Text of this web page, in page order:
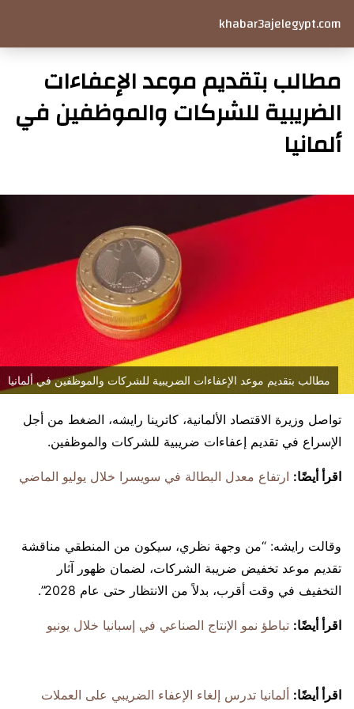
khabar3ajelegypt.com
مطالب بتقديم موعد الإعفاءات
الضريبية للشركات والموظفين في
ألمانيا
مطالب بتقديم موعد الإعفاءات الضريبية للشركات والموظفين في ألمانيا
تواصل وزيرة الاقتصاد الألمانية، كاترينا رايشه، الضغط من أجل
الإسراع في تقديم إعفاءات ضريبية للشركات والموظفين.
اقرأ أيضًا: ارتفاع معدل البطالة في سويسرا خلال يوليو الماضي
وقالت رايشه: “من وجهة نظري، سيكون من المنطقي مناقشة
تقديم موعد تخفيض ضريبة الشركات، لضمان ظهور آثار
التخفيف في وقت أقرب، بدلاً من الانتظار حتى عام 2028”.
اقرأ أيضًا: تباطؤ نمو الإنتاج الصناعي في إسبانيا خلال يونيو
اقرأ أيضًا: ألمانيا تدرس إلغاء الإعفاء الضريبي على العملات